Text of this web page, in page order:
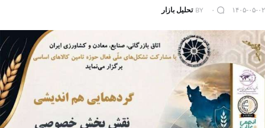
۱۴۰۵-۰۵-۰۲ ۰ BY تحلیل بازار